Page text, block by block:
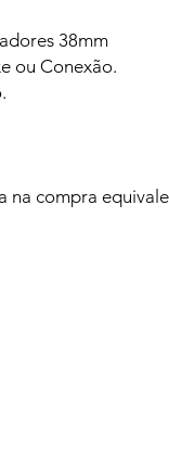
38mm
ou Conexão.
na compra